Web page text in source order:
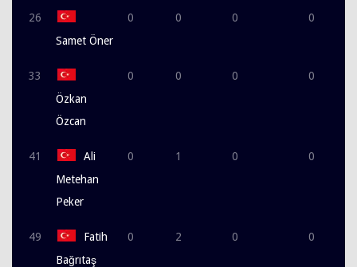
26
Samet Öner
0 0 0 0
33
Özkan
Özcan
0 0 0 0
41
Ali
Metehan
Peker
0 1 0 0
49
Fatih
Bağrıtaş
0 2 0 0